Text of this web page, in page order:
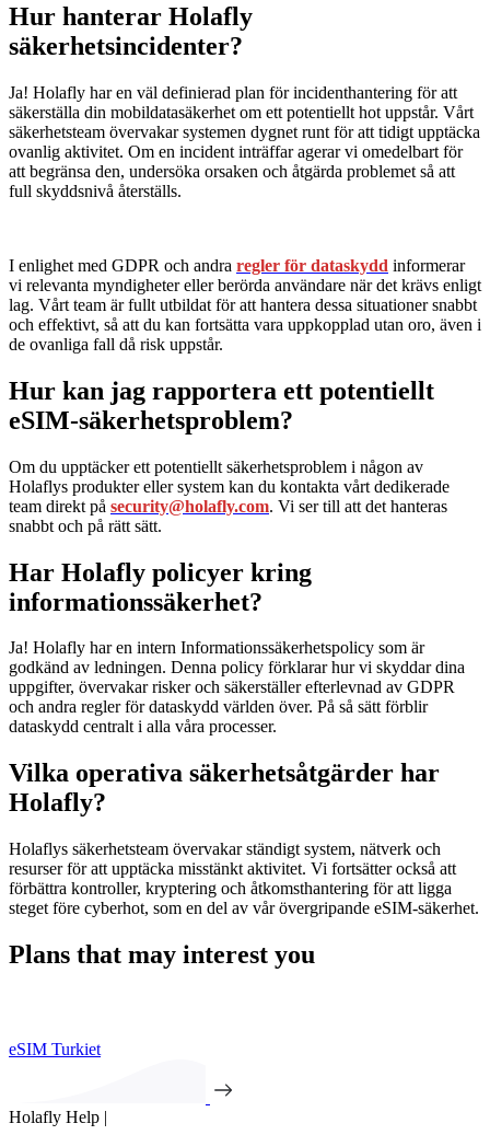
Hur hanterar Holafly
säkerhetsincidenter?
Ja! Holafly har en väl definierad plan för incidenthantering för att
säkerställa din mobildatasäkerhet om ett potentiellt hot uppstår. Vårt
säkerhetsteam övervakar systemen dygnet runt för att tidigt upptäcka
ovanlig aktivitet. Om en incident inträffar agerar vi omedelbart för
att begränsa den, undersöka orsaken och åtgärda problemet så att
full skyddsnivå återställs.
I enlighet med GDPR och andra regler för dataskydd informerar
vi relevanta myndigheter eller berörda användare när det krävs enligt
lag. Vårt team är fullt utbildat för att hantera dessa situationer snabbt
och effektivt, så att du kan fortsätta vara uppkopplad utan oro, även i
de ovanliga fall då risk uppstår.
Hur kan jag rapportera ett potentiellt
eSIM-säkerhetsproblem?
Om du upptäcker ett potentiellt säkerhetsproblem i någon av
Holaflys produkter eller system kan du kontakta vårt dedikerade
team direkt på security@holafly.com. Vi ser till att det hanteras
snabbt och på rätt sätt.
Har Holafly policyer kring
informationssäkerhet?
Ja! Holafly har en intern Informationssäkerhetspolicy som är
godkänd av ledningen. Denna policy förklarar hur vi skyddar dina
uppgifter, övervakar risker och säkerställer efterlevnad av GDPR
och andra regler för dataskydd världen över. På så sätt förblir
dataskydd centralt i alla våra processer.
Vilka operativa säkerhetsåtgärder har
Holafly?
Holaflys säkerhetsteam övervakar ständigt system, nätverk och
resurser för att upptäcka misstänkt aktivitet. Vi fortsätter också att
förbättra kontroller, kryptering och åtkomsthantering för att ligga
steget före cyberhot, som en del av vår övergripande eSIM-säkerhet.
Plans that may interest you
eSIM Turkiet
Holafly Help |